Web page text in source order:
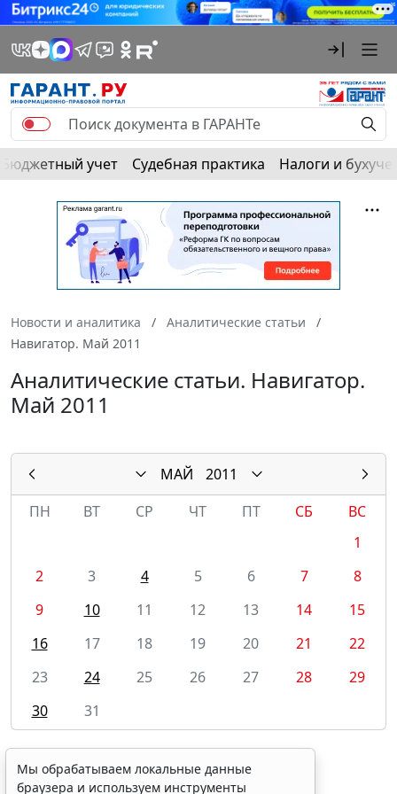
Бюджетный учет Судебная практика Налоги и
Новости и аналитика
Аналитические статьи
Навигатор. Май 2011
Аналитические статьи. Навигатор.
Май 2011
МАЙ
2011
ПН
ВТ СР ЧТ ПТ СБ
ВС
1
2
3 4 5 6 7
8
9
10 11 12 13 14
15
16
17 18 19 20 21
22
23
24 25 26 27 28
29
30
31
Мы обрабатываем локальные данные
браузера и используем инструменты